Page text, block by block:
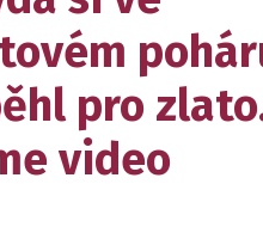
pro
video